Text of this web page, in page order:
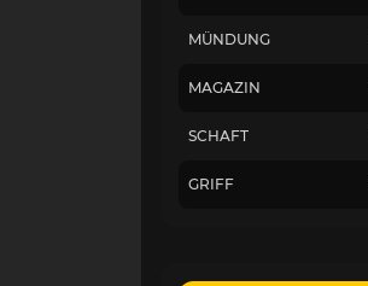
MÜNDUNG
MAGAZIN
SCHAFT
GRIFF